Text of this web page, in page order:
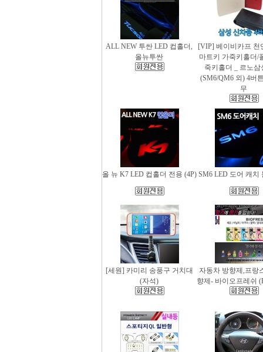
ALL NEW 투싼 LED 컵홀더,
올뉴투싼
[VIP] 베이비카프 천
마트키 가죽키홀더/
죽키홀더 _ 르노삼
(SM6/QM6 외) 4버
무
올 뉴 K7 LED 컵홀더 전용 (4P) SM6 LED 도어 캐치
[세원] 카미리 송풍구 거치대
(자석)
자동차 방향제,프랑
향제- 바이오프레쉬